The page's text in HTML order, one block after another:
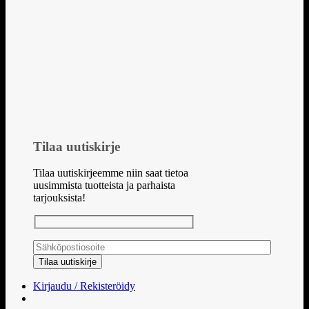
Tilaa uutiskirje
Tilaa uutiskirjeemme niin saat tietoa
uusimmista tuotteista ja parhaista
tarjouksista!
Kirjaudu / Rekisteröidy